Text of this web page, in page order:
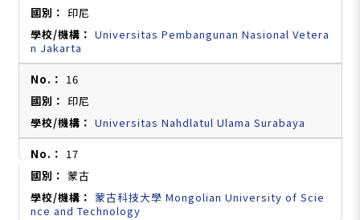
印尼
Universitas Pembangunan Nasional Vetera
n Jakarta
16
印尼
Universitas Nahdlatul Ulama Surabaya
17
蒙古
蒙古科技大學 Mongolian University of Scie
nce and Technology